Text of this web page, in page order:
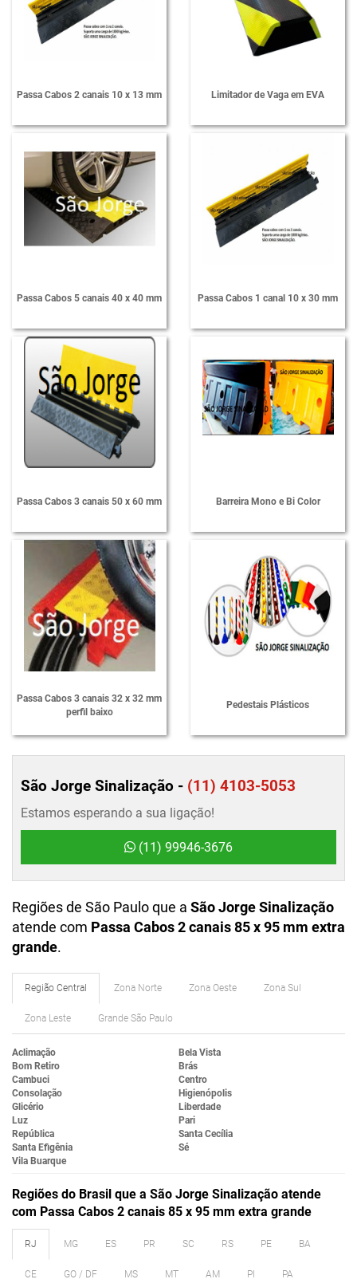
Passa Cabos 2 canais 10 x 13 mm Limitador de Vaga em EVA
Passa Cabos 5 canais 40 x 40 mm Passa Cabos 1 canal 10 x 30 mm
Passa Cabos 3 canais 50 x 60 mm Barreira Mono e Bi Color
Passa Cabos 3 canais 32 x 32 mm
perfil baixo
Pedestais Plásticos
São Jorge Sinalização - (11) 4103-5053
Estamos esperando a sua ligação!
(11) 99946-3676
Regiões de São Paulo que a São Jorge Sinalização
atende com Passa Cabos 2 canais 85 x 95 mm extra
grande.
Região Central Zona Norte Zona Oeste Zona Sul
Zona Leste Grande São Paulo
Aclimação
Bela Vista
Bom Retiro
Brás
Cambuci
Centro
Consolação
Higienópolis
Glicério
Liberdade
Luz
Pari
República
Santa Cecília
Santa Efigênia
Sé
Vila Buarque
Regiões do Brasil que a São Jorge Sinalização atende
com Passa Cabos 2 canais 85 x 95 mm extra grande
RJ MG ES PR SC RS PE BA
CE GO / DF MS MT AM PI PA